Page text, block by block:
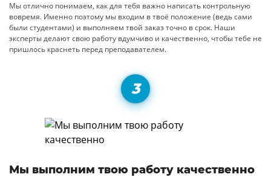
Мы отлично понимаем, как для тебя важно написать контрольную
вовремя. Именно поэтому мы входим в твоё положение (ведь сами
были студентами) и выполняем твой заказ точно в срок. Наши
эксперты делают свою работу вдумчиво и качественно, чтобы тебе не
пришлось краснеть перед преподавателем.
Мы выполним твою работу качественно